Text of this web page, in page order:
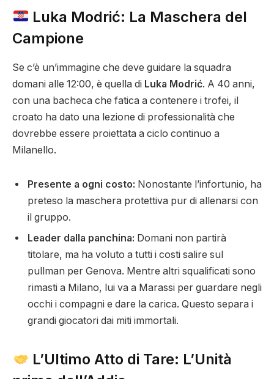
Luka Modrić: La Maschera del
Campione
Se c’è un’immagine che deve guidare la squadra
domani alle 12:00, è quella di Luka Modrić. A 40 anni,
con una bacheca che fatica a contenere i trofei, il
croato ha dato una lezione di professionalità che
dovrebbe essere proiettata a ciclo continuo a
Milanello.
Presente a ogni costo: Nonostante l’infortunio, ha
preteso la maschera protettiva pur di allenarsi con
il gruppo.
Leader dalla panchina: Domani non partirà
titolare, ma ha voluto a tutti i costi salire sul
pullman per Genova. Mentre altri squalificati sono
rimasti a Milano, lui va a Marassi per guardare negli
occhi i compagni e dare la carica. Questo separa i
grandi giocatori dai miti immortali.
L’Ultimo Atto di Tare: L’Unità